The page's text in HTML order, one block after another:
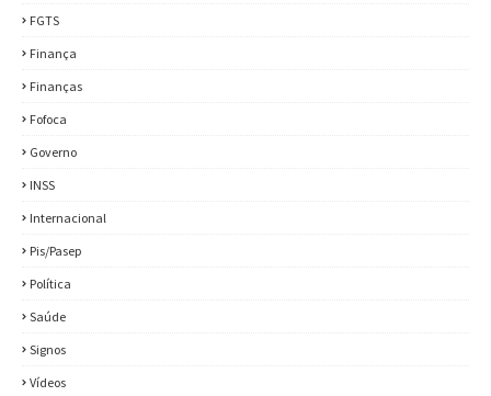
FGTS
Finança
Finanças
Fofoca
Governo
INSS
Internacional
Pis/Pasep
Política
Saúde
Signos
Vídeos